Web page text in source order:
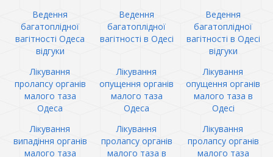
Ведення
багатоплідної
вагітності Одеса
відгуки
Ведення
багатоплідної
вагітності в Одесі
Ведення
багатоплідної
вагітності в Одесі
відгуки
Лікування
пролапсу органів
малого таза
Одеса
Лікування
опущення органів
малого таза
Одеса
Лікування
опущення органів
малого таза в
Одесі
Лікування
випадіння органів
малого таза
Лікування
пролапсу органів
малого таза в
Лікування
пролапсу органів
малого таза